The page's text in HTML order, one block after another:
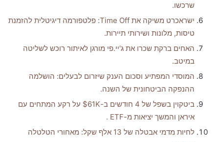
שרכשו.
ישראכרט משיקה את Time Off: פלטפורמה דיגיטלית להזמנת
טיסות, מלונות ושירותי תיירות.
האחים ברקת שכרו את ג'יי.פי מורגן לאיתור רוכש לשליטה
במיטב.
המוסדי המפתיע וסכום הענק שיזרום לבעלים: הושלמה
ההנפקה הביטחונית של השנה.
ביטקוין בשפל של 4 חודשים ב-$61K על רקע המתחים עם
איראן והמשך יציאות מ-ETF .
לחיות מדמי אבטלה של 13 אלף שקל: מאחורי הטלטלה